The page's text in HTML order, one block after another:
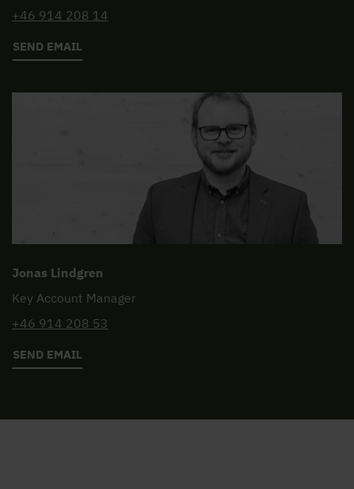
+46 914 208 14
SEND EMAIL
Jonas Lindgren
Key Account Manager
+46 914 208 53
SEND EMAIL